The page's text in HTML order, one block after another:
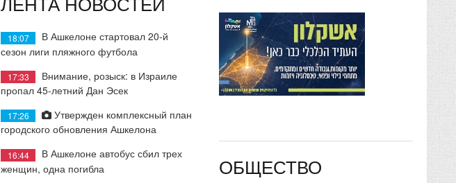
18:07
В Ашкелоне стартовал 20-й
сезон лиги пляжного футбола
17:33
Внимание, розыск: в Израиле
пропал 45-летний Дан Эсек
17:26
Утвержден комплексный план
городского обновления Ашкелона
16:44
В Ашкелоне автобус сбил трех
женщин, одна погибла
ОБЩЕСТВО